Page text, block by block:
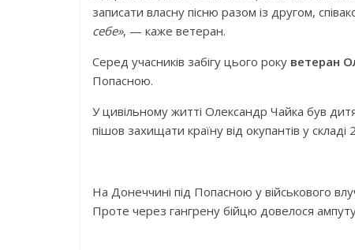
записати власну пісню разом із другом,
себе», — каже ветеран.
Серед учасників забігу цього року ветеран
Попасною.
У цивільному житті Олександр Чайка був
пішов захищати країну від окупантів у
На Донеччині під Попасною у військового
Проте через гангрену бійцю довелося